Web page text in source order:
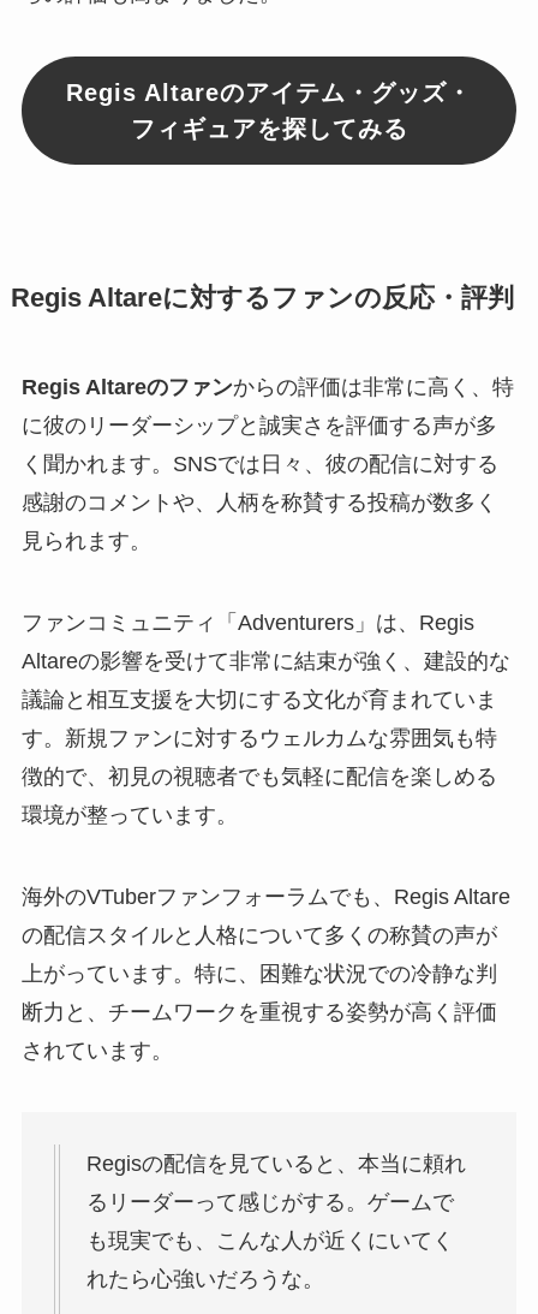
Regis Altareのアイテム・グッズ・
フィギュアを探してみる
Regis Altareに対するファンの反応・評判
Regis Altareのファンからの評価は非常に高く、特
に彼のリーダーシップと誠実さを評価する声が多
く聞かれます。SNSでは日々、彼の配信に対する
感謝のコメントや、人柄を称賛する投稿が数多く
見られます。
ファンコミュニティ「Adventurers」は、Regis
Altareの影響を受けて非常に結束が強く、建設的な
議論と相互支援を大切にする文化が育まれていま
す。新規ファンに対するウェルカムな雰囲気も特
徴的で、初見の視聴者でも気軽に配信を楽しめる
環境が整っています。
海外のVTuberファンフォーラムでも、Regis Altare
の配信スタイルと人格について多くの称賛の声が
上がっています。特に、困難な状況での冷静な判
断力と、チームワークを重視する姿勢が高く評価
されています。
Regisの配信を見ていると、本当に頼れ
るリーダーって感じがする。ゲームで
も現実でも、こんな人が近くにいてく
れたら心強いだろうな。